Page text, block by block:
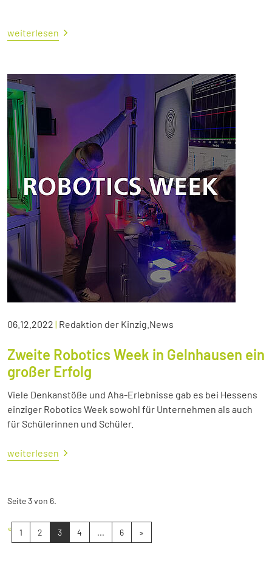
weiterlesen
06.12.2022 | Redaktion der Kinzig.News
Zweite Robotics Week in Gelnhausen ein
großer Erfolg
Viele Denkanstöße und Aha-Erlebnisse gab es bei Hessens
einziger Robotics Week sowohl für Unternehmen als auch
für Schülerinnen und Schüler.
weiterlesen
Seite 3 von 6.
« 1 2 3 4 ... 6 »